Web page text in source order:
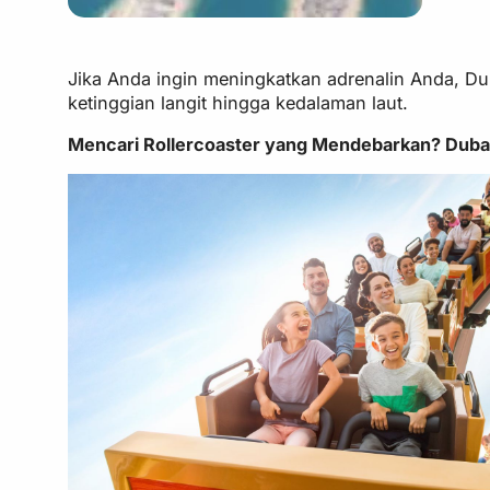
Jika Anda ingin meningkatkan adrenalin Anda,
ketinggian langit hingga kedalaman laut.
Mencari Rollercoaster yang Mendebarkan?